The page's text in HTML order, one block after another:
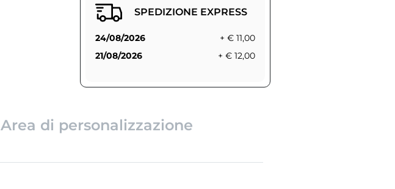
SPEDIZIONE EXPRESS
24/08/2026
+ € 11,00
21/08/2026
+ € 12,00
Area di personalizzazione